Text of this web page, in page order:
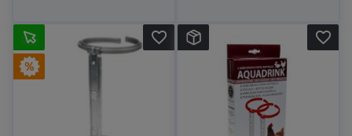
favorite_border favorite_border